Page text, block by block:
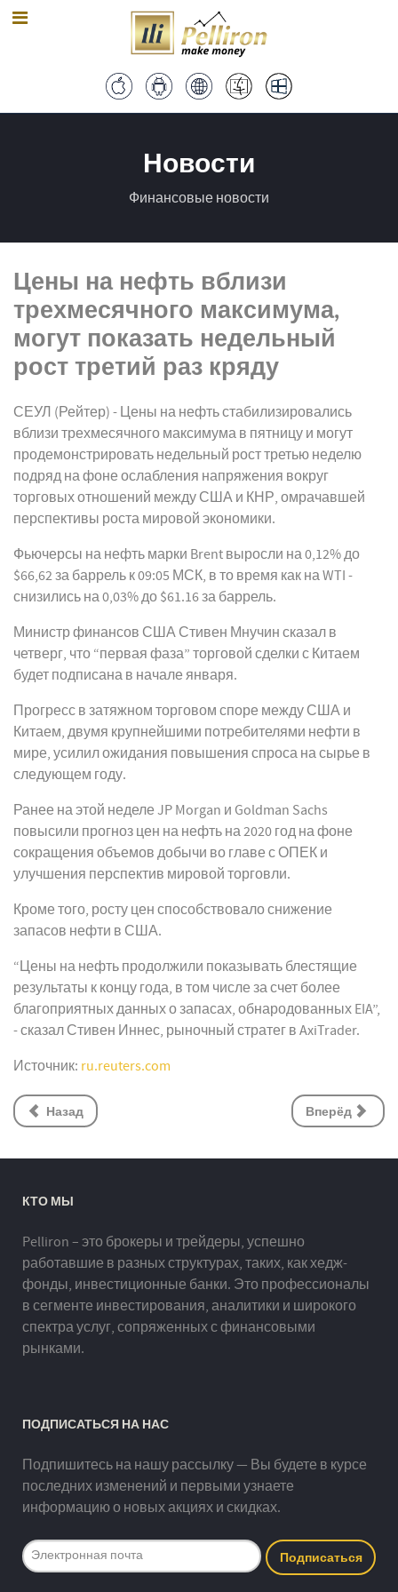
Новости
Финансовые новости
Цены на нефть вблизи
трехмесячного максимума,
могут показать недельный
рост третий раз кряду
СЕУЛ (Рейтер) - Цены на нефть стабилизировались
вблизи трехмесячного максимума в пятницу и могут
продемонстрировать недельный рост третью неделю
подряд на фоне ослабления напряжения вокруг
торговых отношений между США и КНР, омрачавшей
перспективы роста мировой экономики.
Фьючерсы на нефть марки Brent выросли на 0,12% до
$66,62 за баррель к 09:05 МСК, в то время как на WTI -
снизились на 0,03% до $61.16 за баррель.
Министр финансов США Стивен Мнучин сказал в
четверг, что “первая фаза” торговой сделки с Китаем
будет подписана в начале января.
Прогресс в затяжном торговом споре между США и
Китаем, двумя крупнейшими потребителями нефти в
мире, усилил ожидания повышения спроса на сырье в
следующем году.
Ранее на этой неделе JP Morgan и Goldman Sachs
повысили прогноз цен на нефть на 2020 год на фоне
сокращения объемов добычи во главе с ОПЕК и
улучшения перспектив мировой торговли.
Кроме того, росту цен способствовало снижение
запасов нефти в США.
“Цены на нефть продолжили показывать блестящие
результаты к концу года, в том числе за счет более
благоприятных данных о запасах, обнародованных EIA”,
- сказал Стивен Иннес, рыночный стратег в AxiTrader.
Источник: ru.reuters.com
Назад Вперёд
КТО МЫ
Pelliron – это брокеры и трейдеры, успешно
работавшие в разных структурах, таких, как хедж-
фонды, инвестиционные банки. Это профессионалы
в сегменте инвестирования, аналитики и широкого
спектра услуг, сопряженных с финансовыми
рынками.
ПОДПИСАТЬСЯ НА НАС
Подпишитесь на нашу рассылку — Вы будете в курсе
последних изменений и первыми узнаете
информацию о новых акциях и скидках.